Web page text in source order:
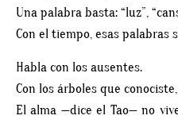
Una palabra basta: “luz”,
Con el tiempo, esas palabras
Habla con los ausentes.
Con los árboles que
El alma —dice el Tao— no